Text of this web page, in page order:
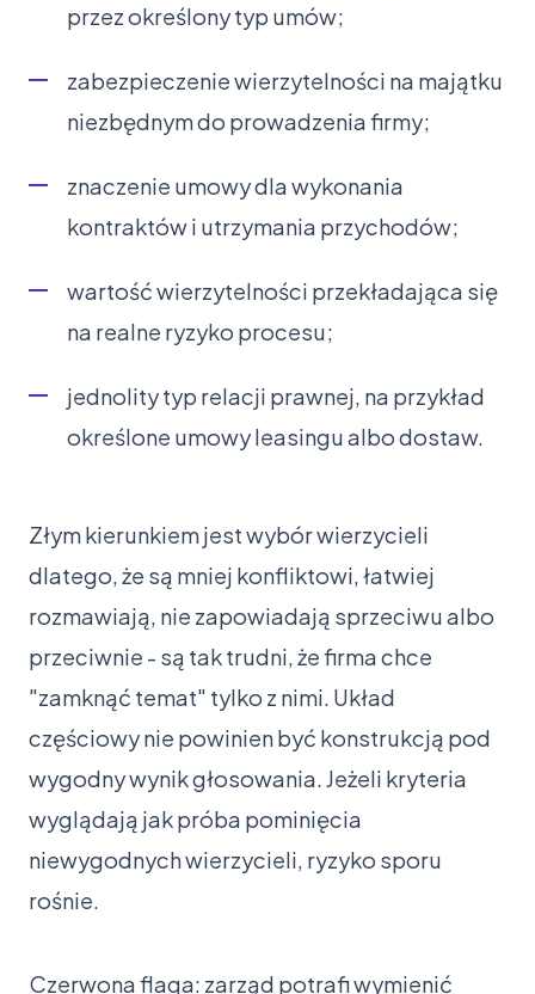
przez określony typ umów;
zabezpieczenie wierzytelności na majątku
niezbędnym do prowadzenia firmy;
znaczenie umowy dla wykonania
kontraktów i utrzymania przychodów;
wartość wierzytelności przekładająca się
na realne ryzyko procesu;
jednolity typ relacji prawnej, na przykład
określone umowy leasingu albo dostaw.
Złym kierunkiem jest wybór wierzycieli
dlatego, że są mniej konfliktowi, łatwiej
rozmawiają, nie zapowiadają sprzeciwu albo
przeciwnie - są tak trudni, że firma chce
"zamknąć temat" tylko z nimi. Układ
częściowy nie powinien być konstrukcją pod
wygodny wynik głosowania. Jeżeli kryteria
wyglądają jak próba pominięcia
niewygodnych wierzycieli, ryzyko sporu
rośnie.
Czerwona flaga: zarząd potrafi wymienić